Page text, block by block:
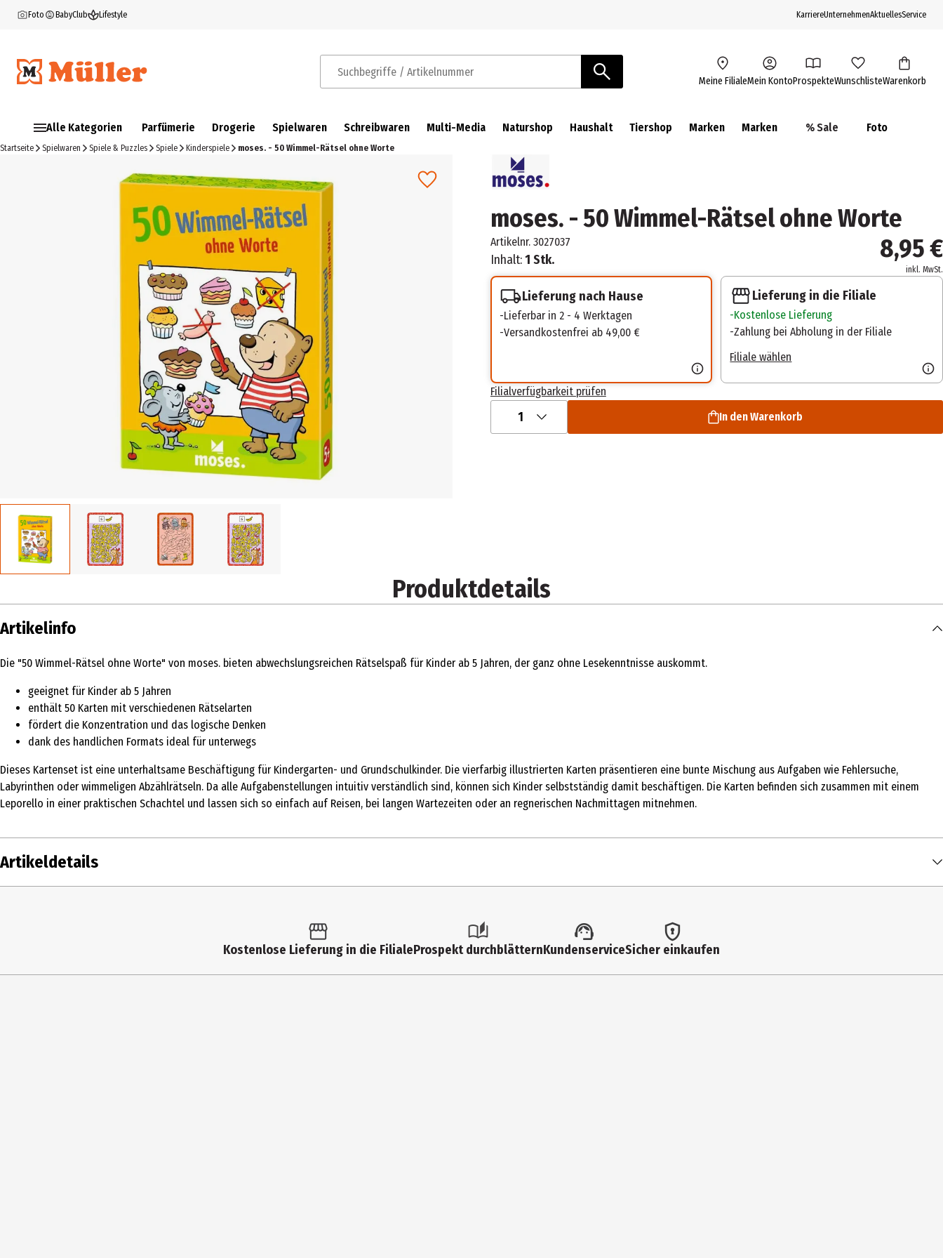
Foto BabyClub Lifestyle KarriereUnternehmenAktuellesService
Suchbegriffe / Artikelnummer Meine FilialeMein KontoProspekteWunschlisteWarenkorb
Alle Kategorien Parfümerie Drogerie Spielwaren Schreibwaren Multi-Media Naturshop Haushalt Tiershop Marken Marken % Sale Foto
Startseite Spielwaren Spiele & Puzzles Spiele Kinderspiele moses. - 50 Wimmel-Rätsel ohne Worte
moses. - 50 Wimmel-Rätsel ohne Worte
Artikelnr. 3027037
Inhalt:1 Stk. 8,95 €
inkl. MwSt.
Lieferung nach Hause
Lieferbar in 2 - 4 Werktagen
Versandkostenfrei ab 49,00 €
Lieferung in die Filiale
Kostenlose Lieferung
Zahlung bei Abholung in der Filiale
Filiale wählen
Filialverfügbarkeit prüfen
1 In den Warenkorb
Produktdetails
Artikelinfo
Die "50 Wimmel-Rätsel ohne Worte" von moses. bieten abwechslungsreichen Rätselspaß für Kinder ab 5 Jahren, der ganz ohne Lesekenntnisse auskommt.
geeignet für Kinder ab 5 Jahren
enthält 50 Karten mit verschiedenen Rätselarten
fördert die Konzentration und das logische Denken
dank des handlichen Formats ideal für unterwegs
Dieses Kartenset ist eine unterhaltsame Beschäftigung für Kindergarten- und Grundschulkinder. Die vierfarbig illustrierten Karten präsentieren eine bunte Mischung aus Aufgaben wie Fehlersuche,
Labyrinthen oder wimmeligen Abzählrätseln. Da alle Aufgabenstellungen intuitiv verständlich sind, können sich Kinder selbstständig damit beschäftigen. Die Karten befinden sich zusammen mit einem
Leporello in einer praktischen Schachtel und lassen sich so einfach auf Reisen, bei langen Wartezeiten oder an regnerischen Nachmittagen mitnehmen.
Artikeldetails
Quiz
Kostenlose Lieferung in die FilialeProspekt durchblätternKundenserviceSicher einkaufen